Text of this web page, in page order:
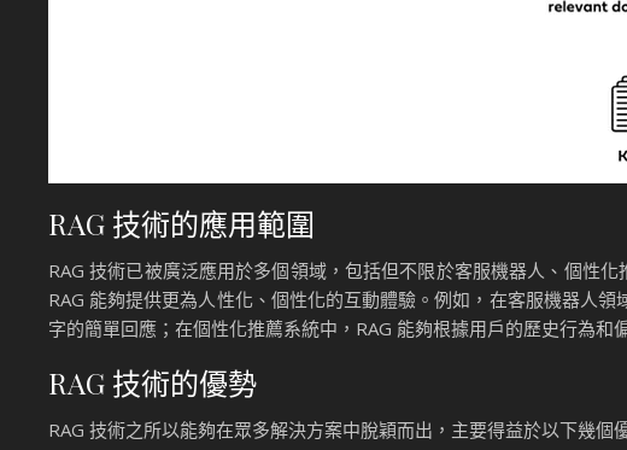
RAG 技術的應用範圍
RAG 技術已被廣泛應用於多個領域，包括但不限於客服機器人、個性
RAG 能夠提供更為人性化、個性化的互動體驗。例如，在客服機器人
字的簡單回應；在個性化推薦系統中，RAG 能夠根據用戶的歷史行為
RAG 技術的優勢
RAG 技術之所以能夠在眾多解決方案中脫穎而出，主要得益於以下幾個